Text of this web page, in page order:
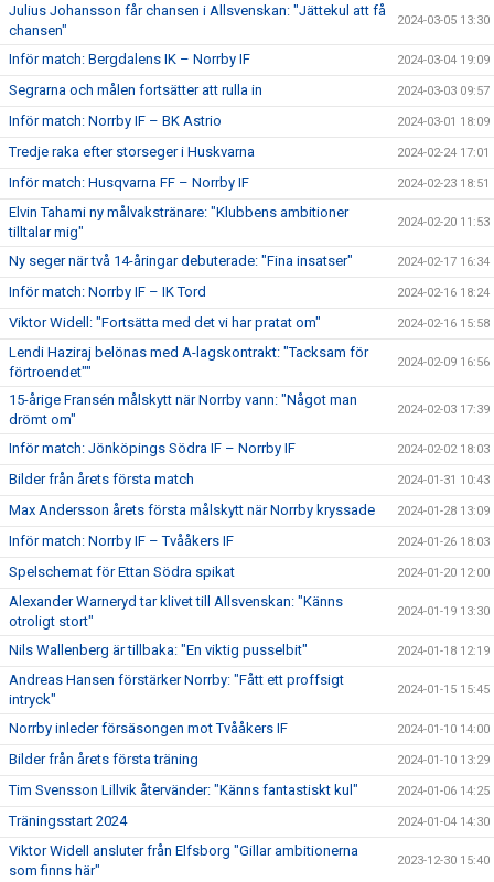
Julius Johansson får chansen i Allsvenskan: "Jättekul att få
chansen"
2024-03-05 13:30
Inför match: Bergdalens IK – Norrby IF 2024-03-04 19:09
Segrarna och målen fortsätter att rulla in 2024-03-03 09:57
Inför match: Norrby IF – BK Astrio 2024-03-01 18:09
Tredje raka efter storseger i Huskvarna 2024-02-24 17:01
Inför match: Husqvarna FF – Norrby IF 2024-02-23 18:51
Elvin Tahami ny målvakstränare: "Klubbens ambitioner
tilltalar mig"
2024-02-20 11:53
Ny seger när två 14-åringar debuterade: "Fina insatser" 2024-02-17 16:34
Inför match: Norrby IF – IK Tord 2024-02-16 18:24
Viktor Widell: "Fortsätta med det vi har pratat om" 2024-02-16 15:58
Lendi Haziraj belönas med A-lagskontrakt: "Tacksam för
förtroendet""
2024-02-09 16:56
15-årige Fransén målskytt när Norrby vann: "Något man
drömt om"
2024-02-03 17:39
Inför match: Jönköpings Södra IF – Norrby IF 2024-02-02 18:03
Bilder från årets första match 2024-01-31 10:43
Max Andersson årets första målskytt när Norrby kryssade 2024-01-28 13:09
Inför match: Norrby IF – Tvååkers IF 2024-01-26 18:03
Spelschemat för Ettan Södra spikat 2024-01-20 12:00
Alexander Warneryd tar klivet till Allsvenskan: "Känns
otroligt stort"
2024-01-19 13:30
Nils Wallenberg är tillbaka: "En viktig pusselbit" 2024-01-18 12:19
Andreas Hansen förstärker Norrby: "Fått ett proffsigt
intryck"
2024-01-15 15:45
Norrby inleder försäsongen mot Tvååkers IF 2024-01-10 14:00
Bilder från årets första träning 2024-01-10 13:29
Tim Svensson Lillvik återvänder: "Känns fantastiskt kul" 2024-01-06 14:25
Träningsstart 2024 2024-01-04 14:30
Viktor Widell ansluter från Elfsborg "Gillar ambitionerna
som finns här"
2023-12-30 15:40